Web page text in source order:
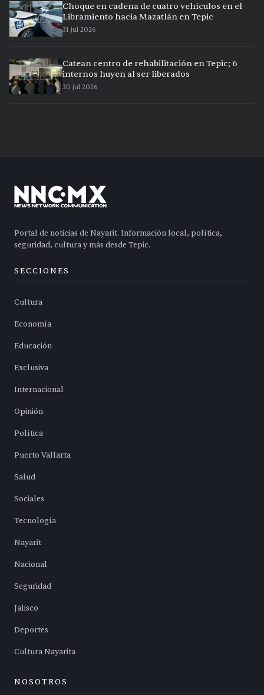
Choque en cadena de cuatro vehículos en el
Libramiento hacia Mazatlán en Tepic
31 jul 2026
Catean centro de rehabilitación en Tepic; 6
internos huyen al ser liberados
30 jul 2026
Portal de noticias de Nayarit. Información local, política,
seguridad, cultura y más desde Tepic.
SECCIONES
Cultura
Economía
Educación
Exclusiva
Internacional
Opinión
Política
Puerto Vallarta
Salud
Sociales
Tecnología
Nayarit
Nacional
Seguridad
Jalisco
Deportes
Cultura Nayarita
NOSOTROS